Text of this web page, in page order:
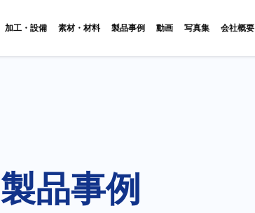
加工・設備 素材・材料 製品事例 動画 写真集 会社概要
製品事例